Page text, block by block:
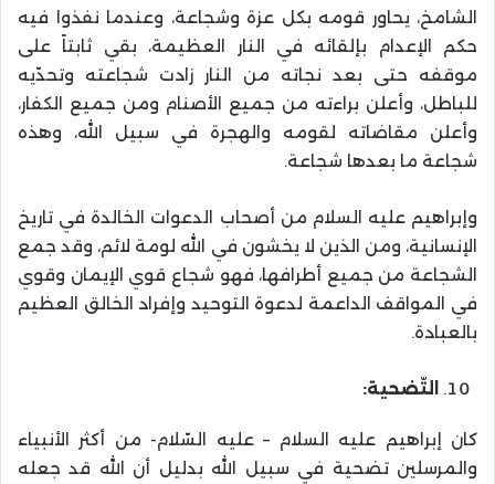
الشامخ، يحاور قومه بكل عزة وشجاعة، وعندما نفذوا فيه
حكم الإعدام بإلقائه في النار العظيمة، بقي ثابتاً على
موقفه حتى بعد نجاته من النار زادت شجاعته وتحدّيه
للباطل، وأعلن براءته من جميع الأصنام ومن جميع الكفار،
وأعلن مقاضاته لقومه والهجرة في سبيل الله، وهذه
شجاعة ما بعدها شجاعة.
وإبراهيم عليه السلام من أصحاب الدعوات الخالدة في تاريخ
الإنسانية، ومن الذين لا يخشون في الله لومة لائم، وقد جمع
الشجاعة من جميع أطرافها، فهو شجاع قوي الإيمان وقوي
في المواقف الداعمة لدعوة التوحيد وإفراد الخالق العظيم
بالعبادة.
التّضحية:
كان إبراهيم عليه السلام – عليه السّلام- من أكثر الأنبياء
والمرسلين تضحية في سبيل الله بدليل أن الله قد جعله